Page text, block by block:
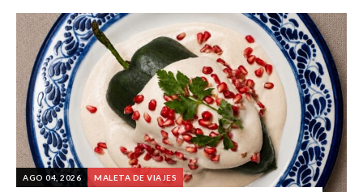
AGO 04, 2026 MALETA DE VIAJES